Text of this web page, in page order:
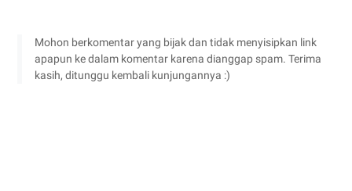
Mohon berkomentar yang bijak dan tidak menyisipkan link
apapun ke dalam komentar karena dianggap spam. Terima
kasih, ditunggu kembali kunjungannya :)